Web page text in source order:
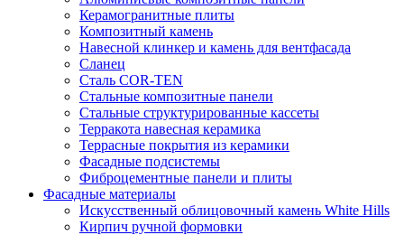
Керамогранитные плиты
Композитный камень
Навесной клинкер и камень для вентфасада
Сланец
Сталь COR-TEN
Стальные композитные панели
Стальные структурированные кассеты
Терракота навесная керамика
Террасные покрытия из керамики
Фасадные подсистемы
Фиброцементные панели и плиты
Фасадные материалы
Искусственный облицовочный камень White Hills
Кирпич ручной формовки